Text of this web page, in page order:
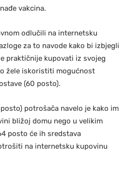
vakcina.
odlučili na internetsku
za to navode kako bi izbjegli
praktičnije kupovati iz svojeg
žele iskoristiti mogućnost
(60 posto).
potrošača navelo je kako im
bližoj domu nego u velikim
posto će ih sredstava
na internetsku kupovinu